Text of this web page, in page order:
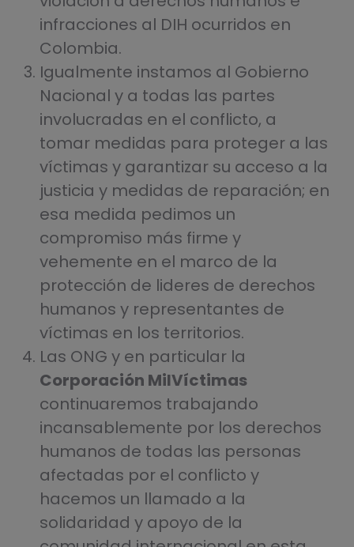
infracciones al DIH ocurridos en
Colombia.
Igualmente instamos al Gobierno
Nacional y a todas las partes
involucradas en el conflicto, a
tomar medidas para proteger a las
víctimas y garantizar su acceso a la
justicia y medidas de reparación; en
esa medida pedimos un
compromiso más firme y
vehemente en el marco de la
protección de lideres de derechos
humanos y representantes de
víctimas en los territorios.
Las ONG y en particular la
Corporación MilVíctimas
continuaremos trabajando
incansablemente por los derechos
humanos de todas las personas
afectadas por el conflicto y
hacemos un llamado a la
solidaridad y apoyo de la